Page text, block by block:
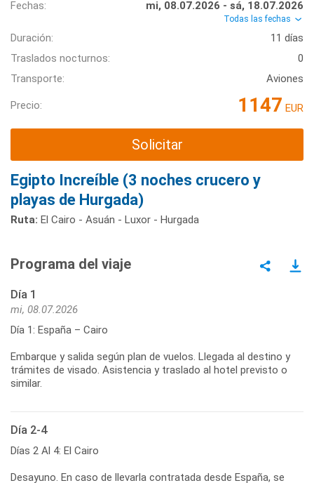
Fechas:
mi, 08.07.2026 - sá, 18.07.2026
Todas las fechas
Duración:
11 días
Traslados nocturnos:
0
Transporte:
Aviones
Precio: 1147 EUR
Solicitar
Egipto Increíble (3 noches crucero y
playas de Hurgada)
Ruta: El Cairo - Asuán - Luxor - Hurgada
Programa del viaje
Día 1
mi, 08.07.2026
Día 1: España – Cairo
Embarque y salida según plan de vuelos. Llegada al destino y
trámites de visado. Asistencia y traslado al hotel previsto o
similar.
Día 2-4
Días 2 Al 4: El Cairo
Desayuno. En caso de llevarla contratada desde España, se